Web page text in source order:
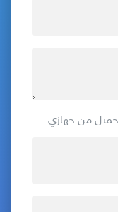
من جهازي